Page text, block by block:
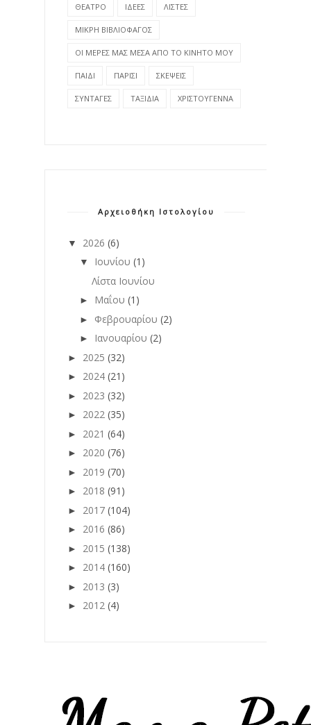
ΘΕΑΤΡΟ ΙΔΕΕΣ ΛΙΣΤΕΣ
ΜΙΚΡΗ ΒΙΒΛΙΟΦΑΓΟΣ
ΟΙ ΜΕΡΕΣ ΜΑΣ ΜΕΣΑ ΑΠΟ ΤΟ ΚΙΝΗΤΟ ΜΟΥ
ΠΑΙΔΙ ΠΑΡΙΣΙ ΣΚΕΨΕΙΣ
ΣΥΝΤΑΓΕΣ ΤΑΞΙΔΙΑ ΧΡΙΣΤΟΥΓΕΝΝΑ
Αρχειοθήκη Ιστολογίου
▼ 2026 (6)
▼ Ιουνίου (1)
Λίστα Ιουνίου
► Μαΐου (1)
► Φεβρουαρίου (2)
► Ιανουαρίου (2)
► 2025 (32)
► 2024 (21)
► 2023 (32)
► 2022 (35)
► 2021 (64)
► 2020 (76)
► 2019 (70)
► 2018 (91)
► 2017 (104)
► 2016 (86)
► 2015 (138)
► 2014 (160)
► 2013 (3)
► 2012 (4)